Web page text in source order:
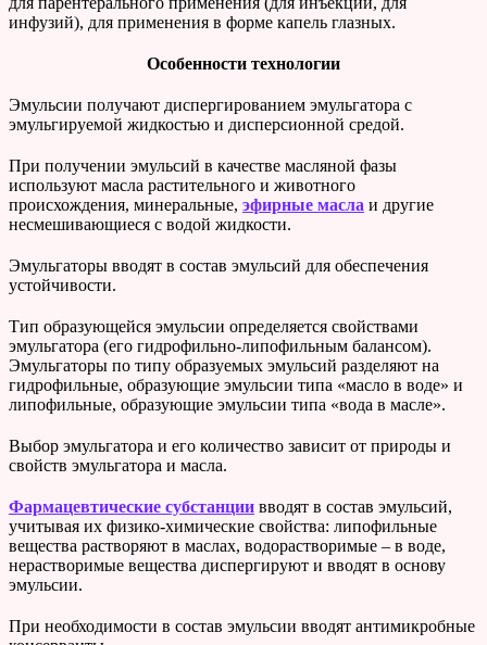
инфузий), для применения в форме капель глазных.
Особенности технологии
Эмульсии получают диспергированием эмульгатора с
эмульгируемой жидкостью и дисперсионной средой.
При получении эмульсий в качестве масляной фазы
используют масла растительного и животного
происхождения, минеральные, эфирные масла и другие
несмешивающиеся с водой жидкости.
Эмульгаторы вводят в состав эмульсий для обеспечения
устойчивости.
Тип образующейся эмульсии определяется свойствами
эмульгатора (его гидрофильно-липофильным балансом).
Эмульгаторы по типу образуемых эмульсий разделяют на
гидрофильные, образующие эмульсии типа «масло в воде» и
липофильные, образующие эмульсии типа «вода в масле».
Выбор эмульгатора и его количество зависит от природы и
свойств эмульгатора и масла.
Фармацевтические субстанции вводят в состав эмульсий,
учитывая их физико-химические свойства: липофильные
вещества растворяют в маслах, водорастворимые – в воде,
нерастворимые вещества диспергируют и вводят в основу
эмульсии.
При необходимости в состав эмульсии вводят антимикробные